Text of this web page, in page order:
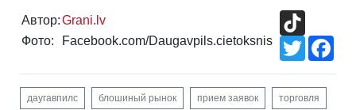
Автор:Grani.lv
Фото:
Facebook.com/Daugavpils.cietoksnis
Twitter
даугавпилс блошиный рынок прием заявок торговля